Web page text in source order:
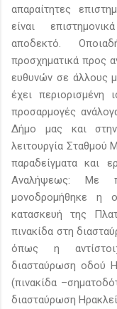
απαραίτητες
είναι
αποδεκτό.
προσχηματικά προς
ευθυνών σε άλλους
έχει περιορισμένη
προσαρμογές
Δήμο μας και
λειτουργία Σταθμού
παραδείγματα και
Αναλήψεως: Με
μονοδρομήθηκε η
κατασκευή της
πινακίδα στη
όπως η
διασταύρωση οδού
(πινακίδα
διασταύρωση